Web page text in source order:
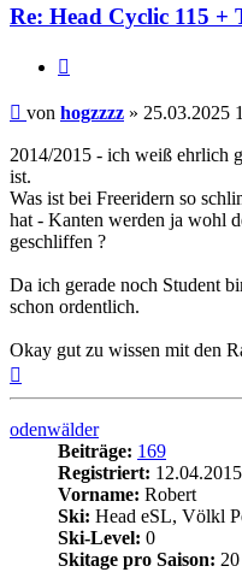
Re: Head Cyclic 115
Beitrag
von hogzzzz » 25.03.2025
2014/2015 - ich weiß ehrlich
ist.
Was ist bei Freeridern so
hat - Kanten werden ja wohl
geschliffen ?
Da ich gerade noch Student
schon ordentlich.
Okay gut zu wissen mit den
odenwälder
Beiträge: 169
Registriert:
Vorname: Robert
Ski: Head eSL, Völkl
Ski-Level: 0
Skitage pro Saison: 20